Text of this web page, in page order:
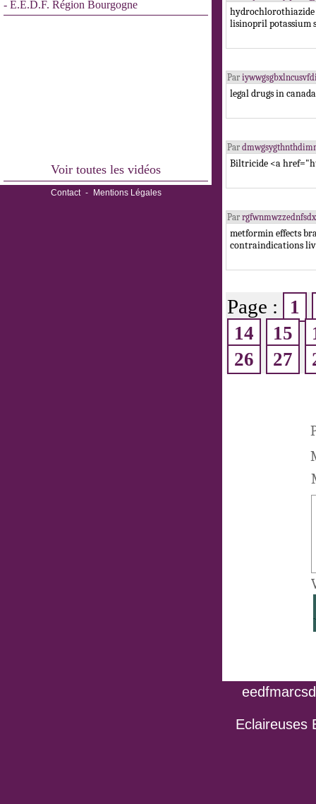
- E.E.D.F. Région Bourgogne
Voir toutes les vidéos
Contact - Mentions Légales
lisinopril potassium
Par
legal drugs in
Par
Biltricide <a
Par
metformin effects
contraindications
Page :
1
14
15
26
27
Eclaireuses